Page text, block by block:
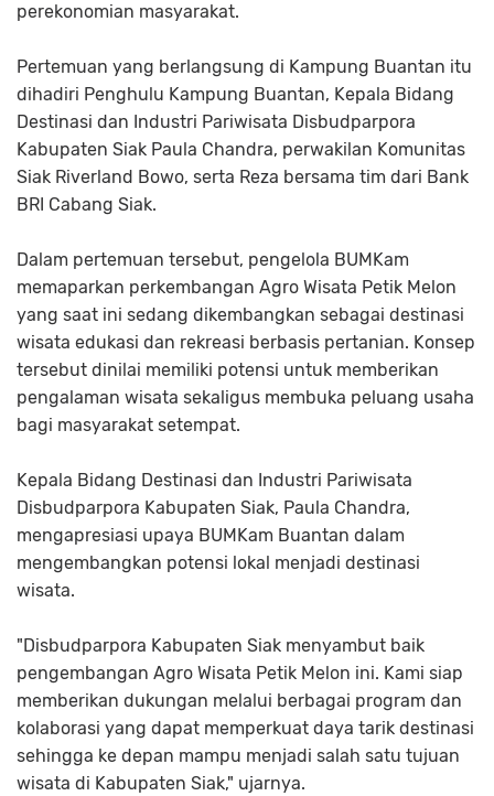
perekonomian masyarakat.
Pertemuan yang berlangsung di Kampung Buantan itu
dihadiri Penghulu Kampung Buantan, Kepala Bidang
Destinasi dan Industri Pariwisata Disbudparpora
Kabupaten Siak Paula Chandra, perwakilan Komunitas
Siak Riverland Bowo, serta Reza bersama tim dari Bank
BRI Cabang Siak.
Dalam pertemuan tersebut, pengelola BUMKam
memaparkan perkembangan Agro Wisata Petik Melon
yang saat ini sedang dikembangkan sebagai destinasi
wisata edukasi dan rekreasi berbasis pertanian. Konsep
tersebut dinilai memiliki potensi untuk memberikan
pengalaman wisata sekaligus membuka peluang usaha
bagi masyarakat setempat.
Kepala Bidang Destinasi dan Industri Pariwisata
Disbudparpora Kabupaten Siak, Paula Chandra,
mengapresiasi upaya BUMKam Buantan dalam
mengembangkan potensi lokal menjadi destinasi
wisata.
"Disbudparpora Kabupaten Siak menyambut baik
pengembangan Agro Wisata Petik Melon ini. Kami siap
memberikan dukungan melalui berbagai program dan
kolaborasi yang dapat memperkuat daya tarik destinasi
sehingga ke depan mampu menjadi salah satu tujuan
wisata di Kabupaten Siak," ujarnya.